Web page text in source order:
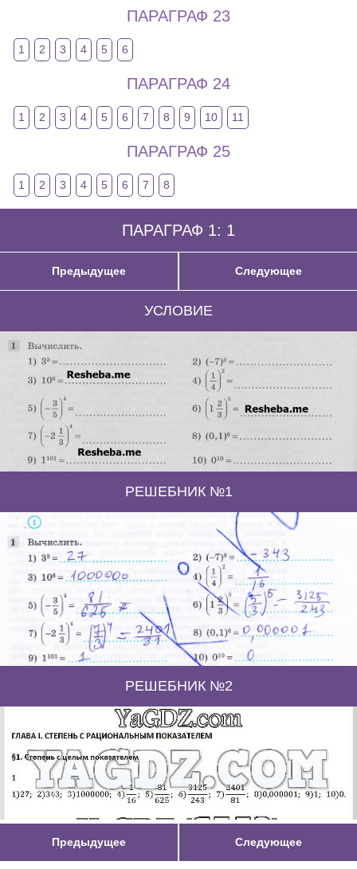
ПАРАГРАФ 23
1 2 3 4 5 6
ПАРАГРАФ 24
1 2 3 4 5 6 7 8 9 10 11
ПАРАГРАФ 25
1 2 3 4 5 6 7 8
ПАРАГРАФ 1: 1
Предыдущее Следующее
УСЛОВИЕ
РЕШЕБНИК №1
РЕШЕБНИК №2
Предыдущее Следующее